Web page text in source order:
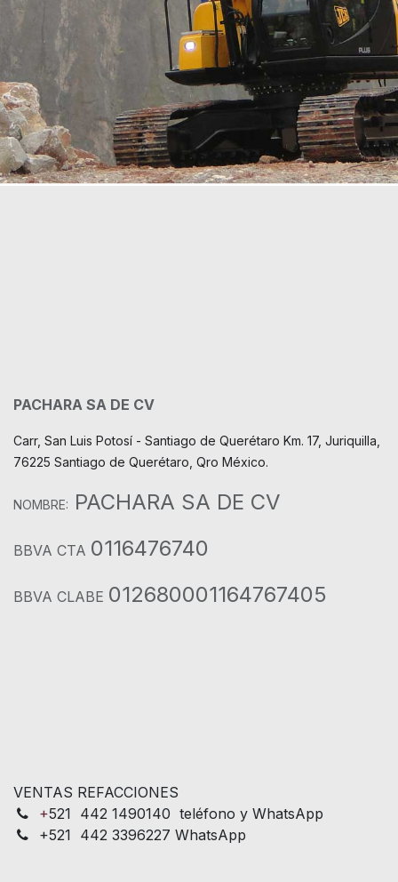
PACHARA SA DE CV
Carr, San Luis Potosí - Santiago de Querétaro Km. 17, Juriquilla,
76225 Santiago de Querétaro, Qro México.
NOMBRE: PACHARA SA DE CV
BBVA CTA 0116476740
BBVA CLABE 012680001164767405
VENTAS REFACCIONES
+521 442 1490140 teléfono y WhatsApp
+521 442 3396227 WhatsApp